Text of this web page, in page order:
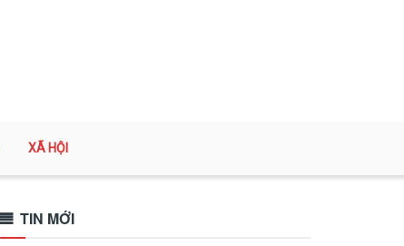
XÃ HỘI
TIN MỚI